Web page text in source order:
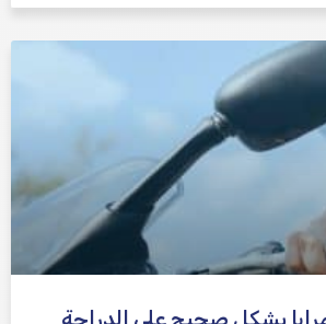
بشكل صحيح على الدراجة